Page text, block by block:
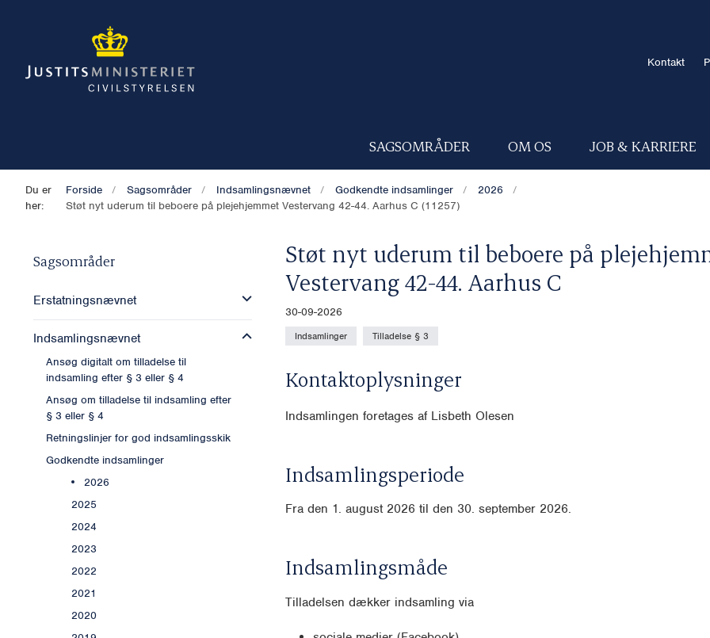
Kontakt
SAGSOMRÅDER OM OS JOB & KARRIERE
Du er
her:
Forside Sagsområder Indsamlingsnævnet Godkendte indsamlinger
2026
Støt nyt uderum til beboere på plejehjemmet Vestervang 42-44. Aarhus C (11257)
Sagsområder
Erstatningsnævnet
Indsamlingsnævnet
Ansøg digitalt om tilladelse til
indsamling efter § 3 eller § 4
Ansøg om tilladelse til indsamling efter
§ 3 eller § 4
Retningslinjer for god indsamlingsskik
Godkendte indsamlinger
2026
2025
2024
2023
2022
2021
2020
Støt nyt uderum til beboere på
Vestervang 42-44. Aarhus C
30-09-2026
Indsamlinger Tilladelse § 3
Kontaktoplysninger
Indsamlingen foretages af Lisbeth Olesen
Indsamlingsperiode
Fra den 1. august 2026 til den 30. september 2026.
Indsamlingsmåde
Tilladelsen dækker indsamling via